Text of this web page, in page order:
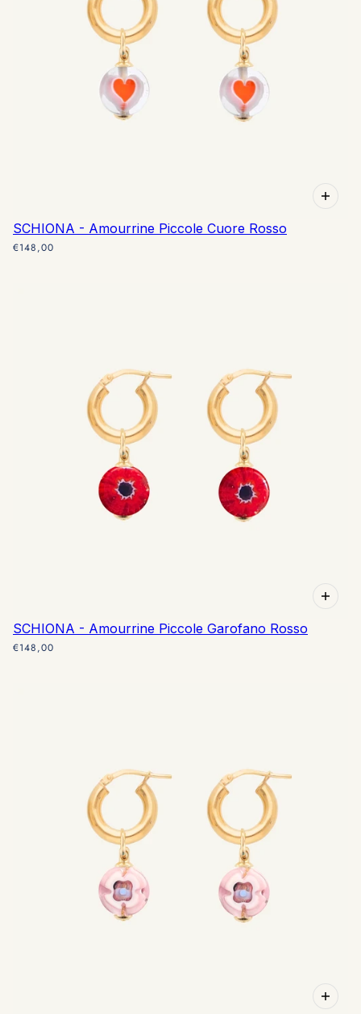
SCHIONA - Amourrine Piccole Cuore Rosso
€148,00
SCHIONA - Amourrine Piccole Garofano Rosso
€148,00